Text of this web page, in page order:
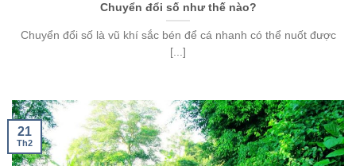
Chuyển đổi số như thế nào?
Chuyển đổi số là vũ khí sắc bén để cá nhanh có thể nuốt được
[...]
21
Th2